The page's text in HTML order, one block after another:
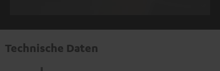
Technische Daten